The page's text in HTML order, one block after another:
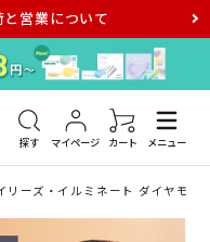
営業について
探す マイページ カート メニュー
スト メガネ
リーズ・イルミネート ダイヤモン